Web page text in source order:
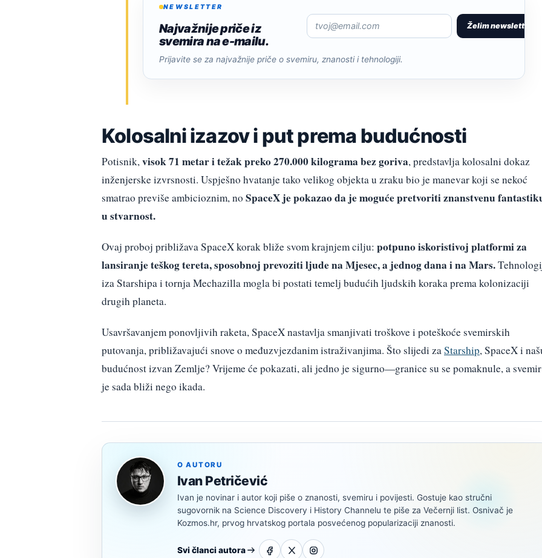
NEWSLETTER
Najvažnije priče iz
svemira na e-mailu.
Želim newsletter
Prijavite se za najvažnije priče o svemiru, znanosti i tehnologiji.
Kolosalni izazov i put prema budućnosti
Potisnik,visok 71 metar i težak preko 270.000 kilograma bez goriva, predstavlja kolosalni dokaz
inženjerske izvrsnosti. Uspješno hvatanje tako velikog objekta u zraku bio je manevar koji se nekoć
smatrao previše ambicioznim, no SpaceX je pokazao da je moguće pretvoriti znanstvenu
u stvarnost.
Ovaj proboj približava SpaceX korak bliže svom krajnjem cilju: potpuno iskoristivoj platformi za
lansiranje teškog tereta, sposobnoj prevoziti ljude na Mjesec, a jednog dana i na Mars.
iza Starshipa i tornja Mechazilla mogla bi postati temelj budućih ljudskih koraka prema kolonizaciji
drugih planeta.
Usavršavanjem ponovljivih raketa, SpaceX nastavlja smanjivati troškove i poteškoće svemirskih
putovanja, približavajući snove o međuzvjezdanim istraživanjima. Što slijedi zaStarship, SpaceX i
budućnost izvan Zemlje? Vrijeme će pokazati, ali jedno je sigurno—granice su se pomaknule, a svemir
je sada bliži nego ikada.
O AUTORU
Ivan Petričević
Ivan je novinar i autor koji piše o znanosti, svemiru i povijesti. Gostuje kao stručni
sugovornik na Science Discovery i History Channelu te piše za Večernji list. Osnivač je
Kozmos.hr, prvog hrvatskog portala posvećenog popularizaciji znanosti.
Svi članci autora